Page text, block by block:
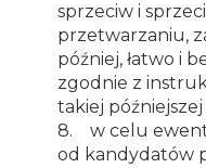
sprzeciw i
przetwarzaniu,
później, łatwo i
zgodnie z
takiej
8. w celu
od kandydatów